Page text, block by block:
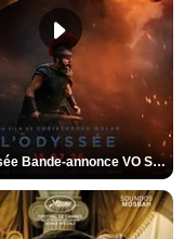
L'Odyssée Bande-annonce VO STFR